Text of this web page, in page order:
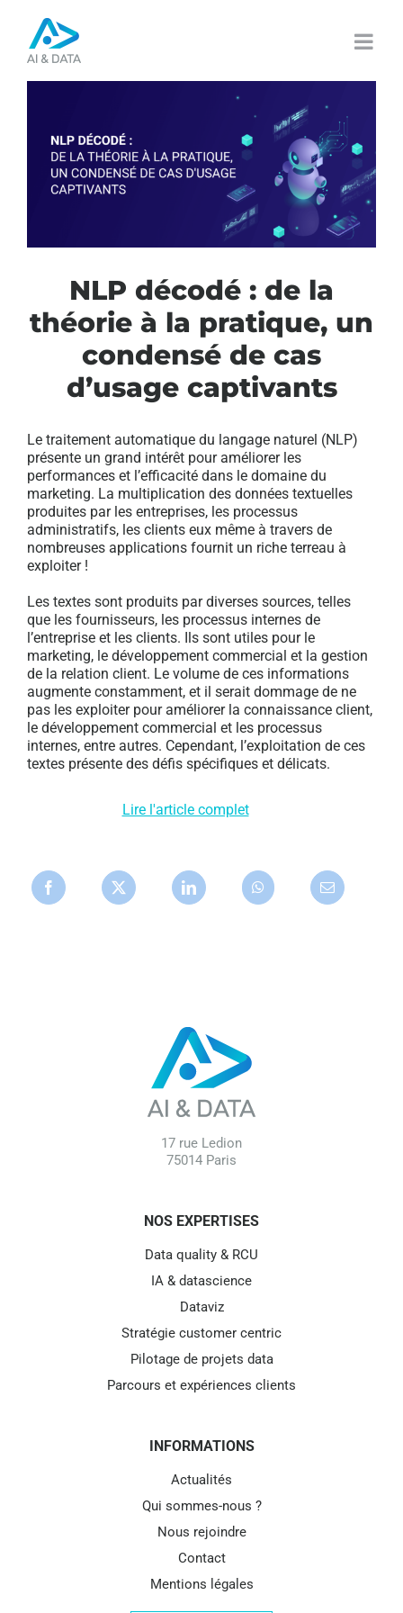
contenu
NLP décodé : de la
théorie à la pratique, un
condensé de cas
d’usage captivants
Le traitement automatique du langage naturel (NLP)
présente un grand intérêt pour améliorer les
performances et l’efficacité dans le domaine du
marketing. La multiplication des données textuelles
produites par les entreprises, les processus
administratifs, les clients eux même à travers de
nombreuses applications fournit un riche terreau à
exploiter !
Les textes sont produits par diverses sources, telles
que les fournisseurs, les processus internes de
l’entreprise et les clients. Ils sont utiles pour le
marketing, le développement commercial et la gestion
de la relation client. Le volume de ces informations
augmente constamment, et il serait dommage de ne
pas les exploiter pour améliorer la connaissance client,
le développement commercial et les processus
internes, entre autres. Cependant, l’exploitation de ces
textes présente des défis spécifiques et délicats.
Lire l'article complet
17 rue Ledion
75014 Paris
NOS EXPERTISES
Data quality & RCU
IA & datascience
Dataviz
Stratégie customer centric
Pilotage de projets data
Parcours et expériences clients
INFORMATIONS
Actualités
Qui sommes-nous ?
Nous rejoindre
Contact
Mentions légales